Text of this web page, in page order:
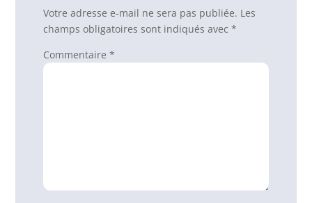
Votre adresse e-mail ne sera pas publiée. Les
champs obligatoires sont indiqués avec*
Commentaire*